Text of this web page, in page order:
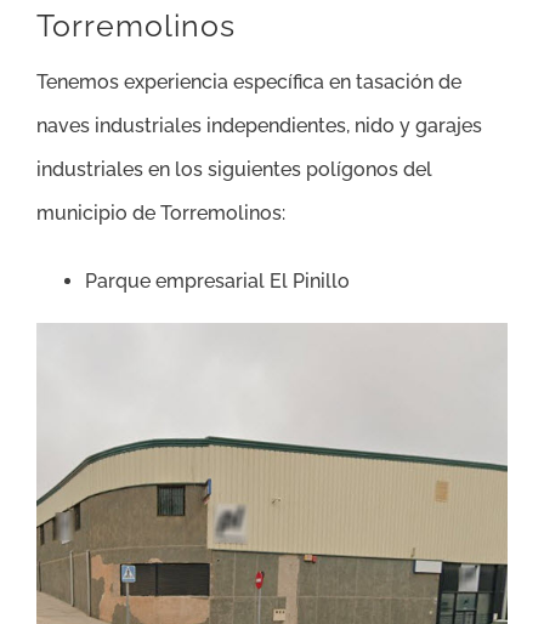
Torremolinos
Tenemos experiencia específica en tasación de
naves industriales independientes, nido y garajes
industriales en los siguientes polígonos del
municipio de Torremolinos:
Parque empresarial El Pinillo